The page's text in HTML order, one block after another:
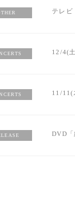
テレビ
12/4(
11/11(
DVD